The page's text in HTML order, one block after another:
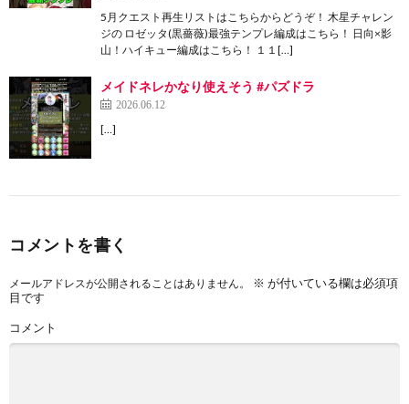
5月クエスト再生リストはこちらからどうぞ！ 木星チャレン
ジの ロゼッタ(黒薔薇)最強テンプレ編成はこちら！ 日向×影
山！ハイキュー編成はこちら！ １１[…]
メイドネレかなり使えそう #パズドラ
2026.06.12
[…]
コメントを書く
メールアドレスが公開されることはありません。 ※ が付いている欄は必須項
目です
コメント